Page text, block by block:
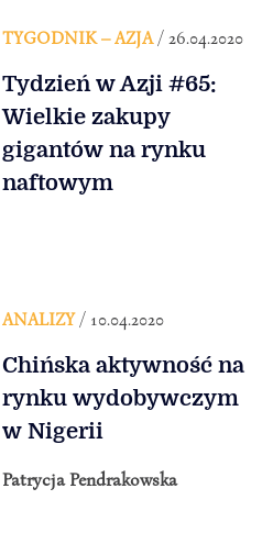
TYGODNIK – AZJA/ 26.04.2020
Tydzień w Azji #65:
Wielkie zakupy
gigantów na rynku
naftowym
ANALIZY/ 10.04.2020
Chińska aktywność na
rynku wydobywczym
w Nigerii
Patrycja Pendrakowska